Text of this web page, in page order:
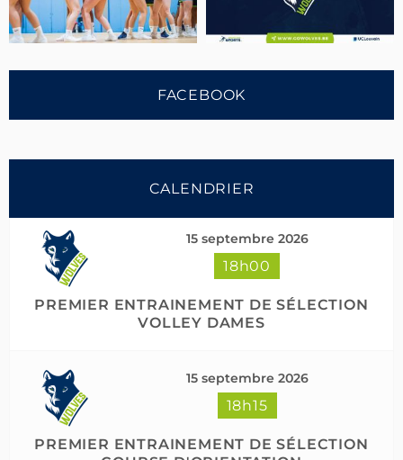
Suivre sur Instagram
FACEBOOK
CALENDRIER
15 septembre 2026
18h00
PREMIER ENTRAINEMENT DE SÉLECTION
VOLLEY DAMES
15 septembre 2026
18h15
PREMIER ENTRAINEMENT DE SÉLECTION